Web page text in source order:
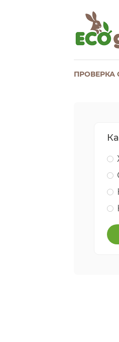
ПРОВЕРКА